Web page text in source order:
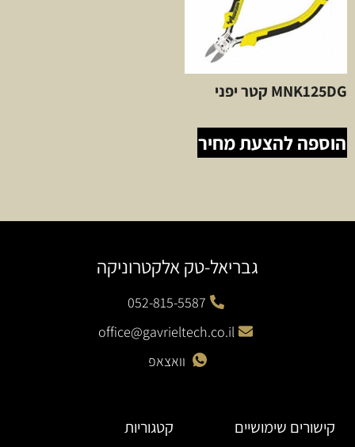
MNK125DG קטר יפני
הוספה להצעת מחיר
גבריאל-טק אלקטרוניקה
052-815-5587
office@gavrieltech.co.il
וואצאפ
קישורים שימושיים קטגוריות